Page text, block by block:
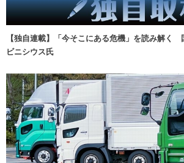
【独自連載】「今そこにある危機」を読み解く
ビニシウス氏